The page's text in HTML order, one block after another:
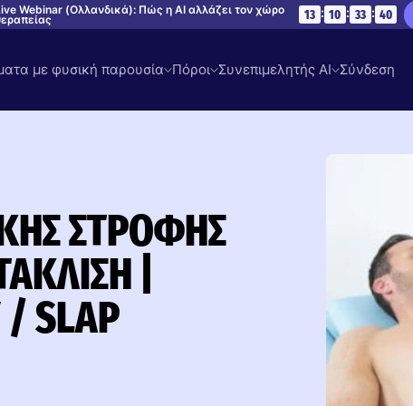
Webinar (Ολλανδικά): Πώς η AI αλλάζει τον χώρο 13 : 10 : 33 : 39
με φυσική παρουσία Πόροι Συνεπιμελητής AI Σύνδεση
ΣΤΡΟΦΉΣ
|
SLAP